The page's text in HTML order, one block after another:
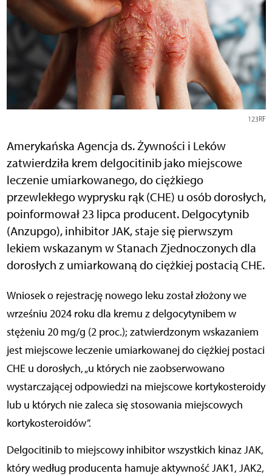
123RF
Amerykańska Agencja ds. Żywności i Leków
zatwierdziła krem delgocitinib jako miejscowe
leczenie umiarkowanego, do ciężkiego
przewlekłego wyprysku rąk (CHE) u osób dorosłych,
poinformował 23 lipca producent. Delgocytynib
(Anzupgo), inhibitor JAK, staje się pierwszym
lekiem wskazanym w Stanach Zjednoczonych dla
dorosłych z umiarkowaną do ciężkiej postacią CHE.
Wniosek o rejestrację nowego leku został złożony we
wrześniu 2024 roku dla kremu z delgocytynibem w
stężeniu 20 mg/g (2 proc.); zatwierdzonym wskazaniem
jest miejscowe leczenie umiarkowanej do ciężkiej postaci
CHE u dorosłych, „u których nie zaobserwowano
wystarczającej odpowiedzi na miejscowe kortykosteroidy
lub u których nie zaleca się stosowania miejscowych
kortykosteroidów”.
Delgocitinib to miejscowy inhibitor wszystkich kinaz JAK,
który według producenta hamuje aktywność JAK1, JAK2,